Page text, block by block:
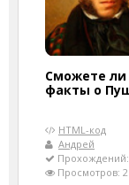
Сможете
факты о
HTML-код
Андрей
Просмотров: